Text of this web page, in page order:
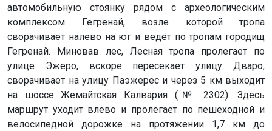
автомобильную стоянку рядом с археологическим
комплексом Гегренай, возле которой тропа
сворачивает налево на юг и ведёт по тропам городищ
Гегренай. Миновав лес, Лесная тропа пролегает по
улице Эжеро, вскоре пересекает улицу Дваро,
сворачивает на улицу Паэжерес и через 5 км выходит
на шоссе Жемайтская Калвария (№ 2302). Здесь
маршрут уходит влево и пролегает по пешеходной и
велосипедной дорожке на протяжении 1,7 км до